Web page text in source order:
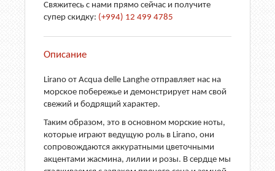
Свяжитесь с нами прямо сейчас и получите
супер скидку: (+994) 12 499 4785
Описание
Lirano от Acqua delle Langhe отправляет нас на
морское побережье и демонстрирует нам свой
свежий и бодрящий характер.
Таким образом, это в основном морские ноты,
которые играют ведущую роль в Lirano, они
сопровождаются аккуратными цветочными
акцентами жасмина, лилии и розы. В сердце мы